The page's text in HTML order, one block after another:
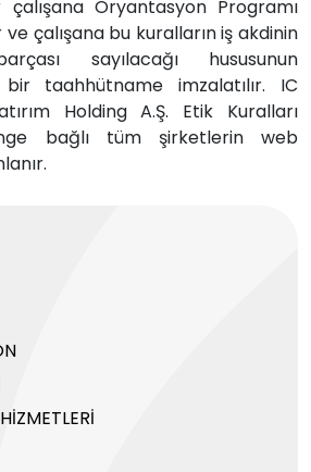
Oryantasyon Programı
ve çalışana bu kuralların iş akdinin
sayılacağı hususunun
bir taahhütname imzalatılır. IC
Holding A.Ş. Etik Kuralları
bağlı tüm şirketlerin web